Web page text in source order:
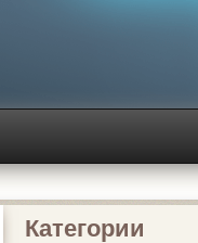
Категории